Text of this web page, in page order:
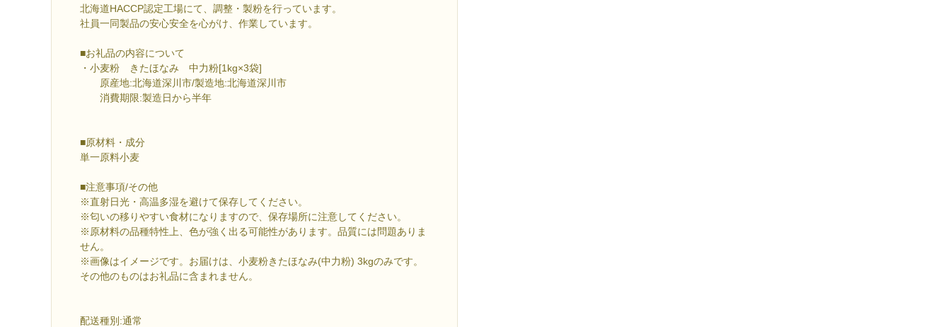
北海道HACCP認定工場にて、調整・製粉を行っています。
社員一同製品の安心安全を心がけ、作業しています。
■お礼品の内容について
・小麦粉 きたほなみ 中力粉[1kg×3袋]
原産地:北海道深川市/製造地:北海道深川市
消費期限:製造日から半年
■原材料・成分
単一原料小麦
■注意事項/その他
※直射日光・高温多湿を避けて保存してください。
※匂いの移りやすい食材になりますので、保存場所に注意してください。
※原材料の品種特性上、色が強く出る可能性があります。品質には問題ありま
せん。
※画像はイメージです。お届けは、小麦粉きたほなみ(中力粉) 3kgのみです。
その他のものはお礼品に含まれません。
配送種別:通常